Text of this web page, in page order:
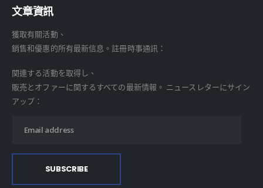
文章資訊
獲取有關活動、
銷售和優惠的所有最新信息。註冊時事通訊：
関連する活動を取得し、
販売とオファーに関するすべての最新情報。 ニュースレターにサイン
アップ：